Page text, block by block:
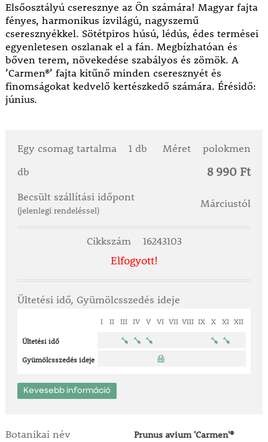
Elsőosztályú cseresznye az Ön számára! Magyar fajta
fényes, harmonikus ízvilágú, nagyszemű
cseresznyékkel. Sötétpiros húsú, lédús, édes termései
egyenletesen oszlanak el a fán. Megbízhatóan és
bőven terem, növekedése szabályos és zömök. A
’Carmen®’ fajta kitűnő minden cseresznyét és
finomságokat kedvelő kertészkedő számára. Érésidő:
június.
Egy csomag tartalma 1 db Méret
polokmen
db
8 990 Ft
Becsült szállítási időpont
(jelenlegi rendeléssel)
Márciustól
Cikkszám 16243103
Elfogyott!
Ültetési idő, Gyümölcsszedés ideje
I II III IV V VI VII VIII IX X XI XII
Ültetési idő
Gyümölcsszedés ideje
Kevesebb információ
Botanikai név Prunus avium 'Carmen'®